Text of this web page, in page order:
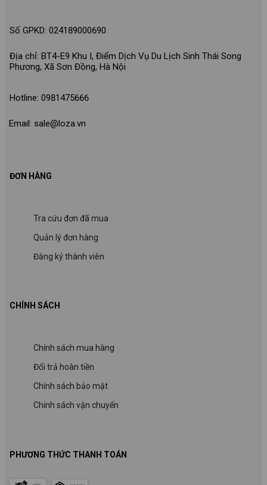
CHÍNH SÁCH
Chính sách mua hàng
Đổi trả hoàn tiền
Chính sách bảo mật
Chính sách vận chuyển
Số GPKD: 024189000690
Địa chỉ: BT4-E9 Khu I, Điểm Dịch Vụ Du Lịch Sinh Thái Song
Phương, Xã Sơn Đồng, Hà Nội
Hotline: 0981475666
Email: sale@loza.vn
ĐƠN HÀNG
Tra cứu đơn đã mua
Quản lý đơn hàng
Đăng ký thành viên
PHƯƠNG THỨC THANH TOÁN